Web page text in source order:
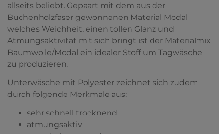
allseits beliebt. Gepaart mit dem aus der
Buchenholzfaser gewonnenen Material Modal
welches Weichheit, einen tollen Glanz und
Atmungsaktivität mit sich bringt ist der Materialmix
Baumwolle/Modal ein idealer Stoff um Tagwäsche
zu produzieren.
Unterwäsche mit Polyester zeichnet sich zudem
durch folgende Merkmale aus:
sehr schnell trocknend
atmungsaktiv